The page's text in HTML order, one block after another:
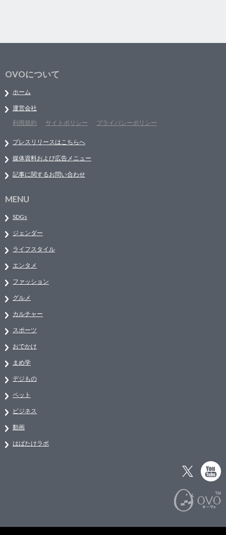
OVOについて
ホーム
運営会社
利用規約
サイトポリシー プライバシーポリシー
プレスリリースはこちらへ
媒体資料および広告メニュー
記事に関するお問い合わせ
MENU
SDGs
ジェンダー
ライフスタイル
エンタメ
ファッション
グルメ
カルチャー
スポーツ
おでかけ
まめ学
デジもの
ペット
ビジネス
動画
はばたけラボ